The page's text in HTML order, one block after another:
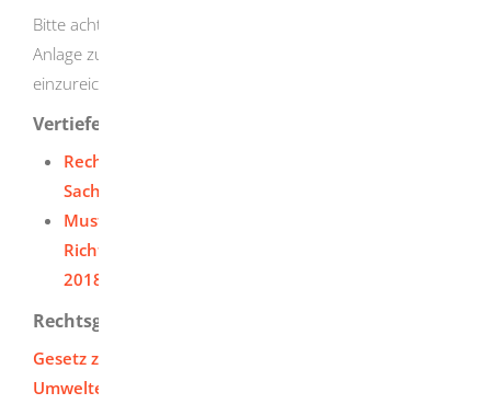
Bitte achten Sie darauf, den Messbericht bei der für Ihre
Anlage zuständigen Immissionsschutzbehörde
einzureichen.
Vertiefende Informationen
Recherchesystem Messstellen und
Sachverständige
Mustermessbericht gemäß Anhang A der
Richtlinie VDI 4220 Blatt 2 (Ausgabe November
2018)
Rechtsgrundlage
Gesetz zum Schutz vor schädlichen
Umwelteinwirkungen durch Luftverunreinigungen,